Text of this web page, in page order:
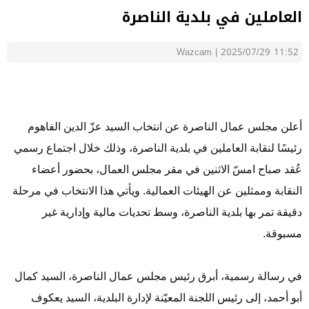
العاملين في بلدية الناصرة
Wazcam | 2025/07/29 11:52
أعلن مجلس عمال الناصرة عن انتخاب السيد عزّ الدين الفاهوم
رئيسًا لنقابة العاملين في بلدية الناصرة، وذلك خلال اجتماع رسمي
عُقد صباح ا مسّ الاثنين في مقر مجلس العمال، بحضور أعضاء
النقابة وممثلين عن الهيئات العمالية. ويأتي هذا الانتخاب في مرحلة
دقيقة تمر بها بلدية الناصرة، وسط تحديات مالية وإدارية غير
مسبوقة.
في رسالة رسمية، أبرق رئيس مجلس عمال الناصرة، السيد كمال
أبو أحمد، إلى رئيس اللجنة المعيّنة لإدارة البلدية، السيد يعكوف